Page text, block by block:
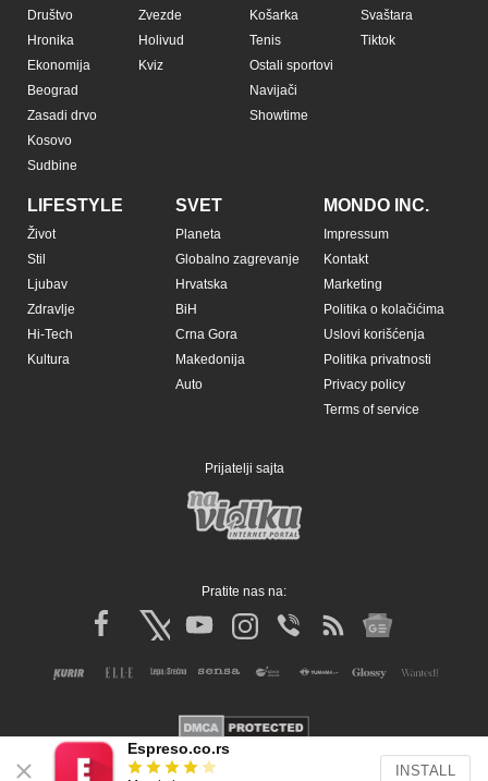
Društvo
Hronika
Ekonomija
Beograd
Zasadi drvo
Kosovo
Sudbine
Zvezde
Holivud
Kviz
Košarka
Tenis
Ostali sportovi
Navijači
Showtime
Svaštara
Tiktok
LIFESTYLE
Život
Stil
Ljubav
Zdravlje
Hi-Tech
Kultura
SVET
Planeta
Globalno zagrevanje
Hrvatska
BiH
Crna Gora
Makedonija
Auto
MONDO INC.
Impressum
Kontakt
Marketing
Politika o kolačićima
Uslovi korišćenja
Politika privatnosti
Privacy policy
Terms of service
Prijatelji sajta
Pratite nas na:
Copyright © Espreso.co.rs 2026. Sva prava zadržana. Mondo inc.
Espreso.co.rs
INSTALL